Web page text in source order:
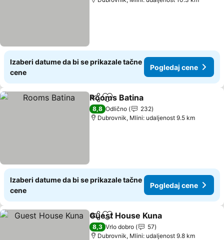
Izaberi datume da bi se prikazale tačne
cene
Pogledaj cene
Deli Dodati u favorite
Rooms Batina
8,8 Odlično
232
Dubrovnik, Mlini: udaljenost 9.5 km
Izaberi datume da bi se prikazale tačne
cene
Pogledaj cene
Deli Dodati u favorite
Guest House Kuna
8,3 Vrlo dobro
57
Dubrovnik, Mlini: udaljenost 9.8 km